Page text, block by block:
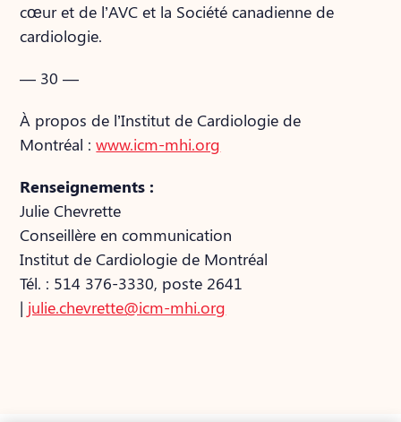
cœur et de l’AVC et la Société canadienne de
cardiologie.
— 30 —
À propos de l’Institut de Cardiologie de
Montréal :www.icm-mhi.org
Renseignements :
Julie Chevrette
Conseillère en communication
Institut de Cardiologie de Montréal
Tél. : 514 376-3330, poste 2641
| julie.chevrette@icm-mhi.org